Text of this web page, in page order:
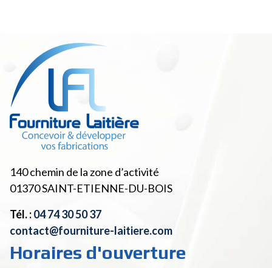
140 chemin de la zone d’activité
01370SAINT-ETIENNE-DU-BOIS
Tél. :04 74 30 50 37
contact@fourniture-laitiere.com
Horaires d'ouverture